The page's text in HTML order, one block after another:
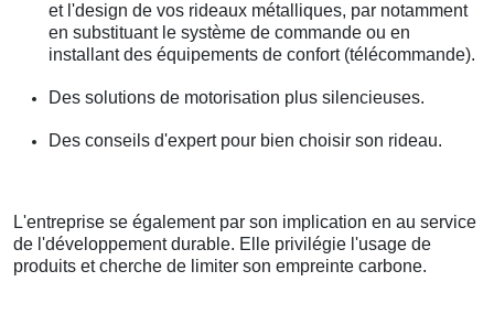
et l'design de vos rideaux métalliques, par notamment
en substituant le système de commande ou en
installant des équipements de confort (télécommande).
Des solutions de motorisation plus silencieuses.
Des conseils d'expert pour bien choisir son rideau.
L'entreprise se également par son implication en au service
de l'développement durable. Elle privilégie l'usage de
produits et cherche de limiter son empreinte carbone.